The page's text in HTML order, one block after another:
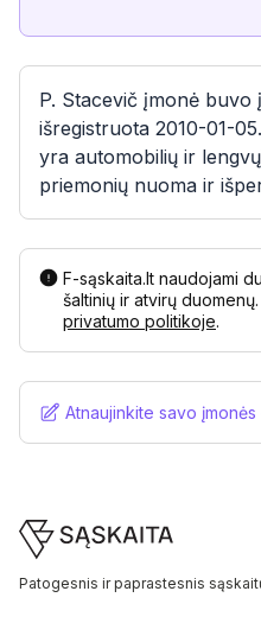
P. Stacevič įmonė buvo
išregistruota 2010-01-
yra automobilių ir
priemonių nuoma ir
F-sąskaita.lt naudojami
šaltinių ir atvirų
privatumo politikoje.
Atnaujinkite savo įmonės
Footer
Patogesnis ir paprastesnis